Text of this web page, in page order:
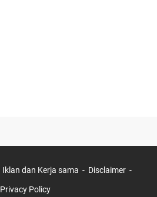
Iklan dan Kerja sama Disclaimer
Privacy Policy